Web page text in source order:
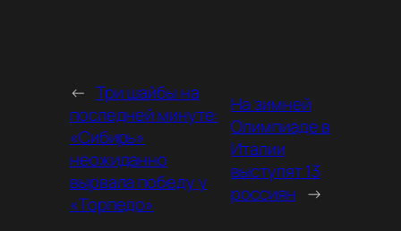
← Три шайбы на
последней минуте:
«Сибирь»
неожиданно
вырвала победу у
«Торпедо»
На зимней
Олимпиаде в
Италии
выступят 13
россиян →